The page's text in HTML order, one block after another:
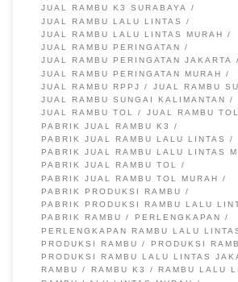
JUAL RAMBU K3 SURABAYA
JUAL RAMBU LALU LINTAS
JUAL RAMBU LALU LINTAS MURAH
JUAL RAMBU PERINGATAN
JUAL RAMBU PERINGATAN JAKARTA
JUAL RAMBU PERINGATAN MURAH
JUAL RAMBU RPPJ
JUAL RAMBU
JUAL RAMBU SUNGAI KALIMANTAN
JUAL RAMBU TOL
JUAL RAMBU
PABRIK JUAL RAMBU K3
PABRIK JUAL RAMBU LALU LINTAS
PABRIK JUAL RAMBU LALU LINTAS
PABRIK JUAL RAMBU TOL
PABRIK JUAL RAMBU TOL MURAH
PABRIK PRODUKSI RAMBU
PABRIK PRODUKSI RAMBU LALU
PABRIK RAMBU
PERLENGKAPAN
PERLENGKAPAN RAMBU LALU
PRODUKSI RAMBU
PRODUKSI
PRODUKSI RAMBU LALU LINTAS
RAMBU
RAMBU K3
RAMBU LALU